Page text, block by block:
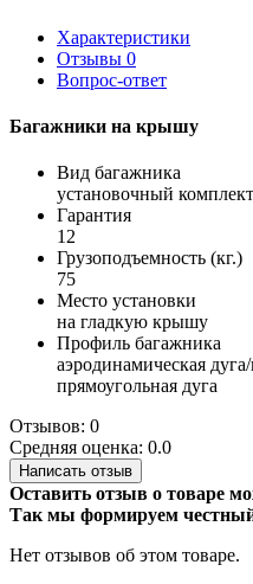
Характеристики
Отзывы 0
Вопрос-ответ
Багажники на крышу
Вид багажника
установочный комплект
Гарантия
12
Грузоподъемность (кг.)
75
Место установки
на гладкую крышу
Профиль багажника
аэродинамическая
прямоугольная дуга
Отзывов: 0
Средняя оценка: 0.0
Написать отзыв
Оставить отзыв о товаре
Так мы формируем честный
Нет отзывов об этом товаре.